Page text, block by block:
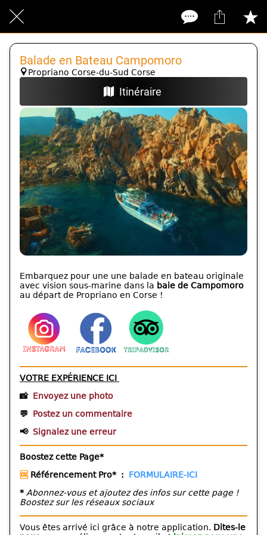
Balade en Bateau Campomoro
Propriano Corse-du-Sud Corse
Itinéraire
Embarquez pour une une balade en bateau originale
avec vision sous-marine dans la baie de Campomoro
au départ de Propriano en Corse !
VOTRE EXPÉRIENCE ICI
📸 Envoyez une photo
💬 Postez un commentaire
📢 Signalez une erreur
Boostez cette Page*
🆗 Référencement Pro* : FORMULAIRE-ICI
* Abonnez-vous et ajoutez des infos sur cette page !
Boostez sur les réseaux sociaux
Vous êtes arrivé ici grâce à notre application. Dites-le